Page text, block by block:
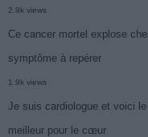
2.9k views
Ce cancer mortel explose
symptôme à repérer
1.9k views
Je suis cardiologue et voici
meilleur pour le cœur